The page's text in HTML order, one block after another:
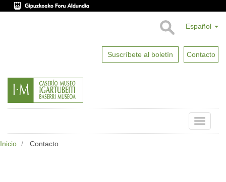
Español
Suscríbete al boletín Contacto
Toggle
Inicio Contacto